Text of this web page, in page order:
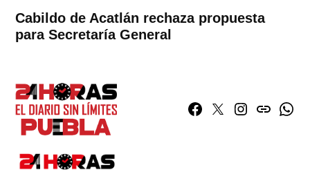
Cabildo de Acatlán rechaza propuesta
para Secretaría General
Facebook
TwitterInstagram
issuu